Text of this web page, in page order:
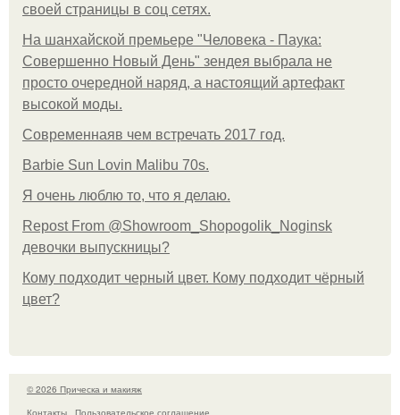
своей страницы в соц сетях.
На шанхайской премьере "Человека - Паука:
Совершенно Новый День" зендея выбрала не
просто очередной наряд, а настоящий артефакт
высокой моды.
Современнаяв чем встречать 2017 год.
Barbie Sun Lovin Malibu 70s.
Я очень люблю то, что я делаю.
Repost From @Showroom_Shopogolik_Noginsk
девочки выпускницы?
Кому подходит черный цвет. Кому подходит чёрный
цвет?
© 2026 Прическа и макияж
Контакты
Пользовательское соглашение